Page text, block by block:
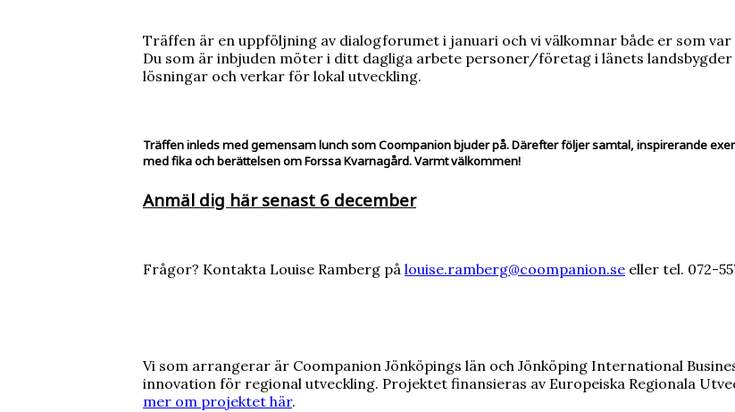
Träffen är en uppföljning av dialogforumet i januari och vi välkomnar både er som
Du som är inbjuden möter i ditt dagliga arbete personer/företag i länets
lösningar och verkar för lokal utveckling.
Träffen inleds med gemensam lunch som Coompanion bjuder på. Därefter följer samtal, inspirerande
med fika och berättelsen om Forssa Kvarnagård.Varmt välkommen!
Anmäl dig här senast 6 december
Frågor? Kontakta Louise Ramberg på louise.ramberg@coompanion.se eller tel. 072-
Vi som arrangerar är Coompanion Jönköpings län och Jönköping International
innovation för regional utveckling. Projektet finansieras av Europeiska Regionala
mer om projektet här.